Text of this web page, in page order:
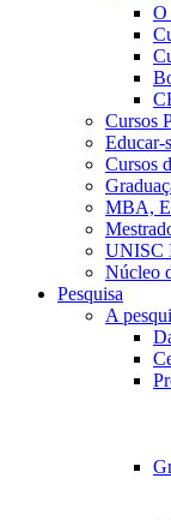
O
Cursos
Educar-
Cursos
MBA,
UNISC
Núcleo
Pesquisa
A